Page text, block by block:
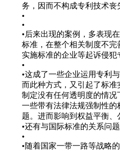
务，因而不构成专利技术丧
•
•
•后来出现的案例，多表现
标准，在整个相关制度不
实施标准的企业等起诉侵犯
•
•这成了一些企业运用专利
而此种方式，又引起了标
制定没有任何透明度的情
一些带有法律法规强制性
题。进而影响到权益平衡、
•还有与国际标准的关系问
•
•随着国家一带一路等战略